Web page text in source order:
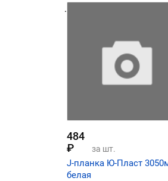
.
484
₽
за шт.
J-планка Ю-Пласт
белая